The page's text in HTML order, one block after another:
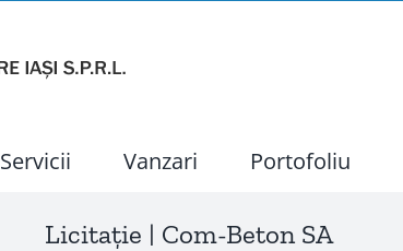
Servicii Vanzari Portofoliu
Licitație | Com-Beton SA